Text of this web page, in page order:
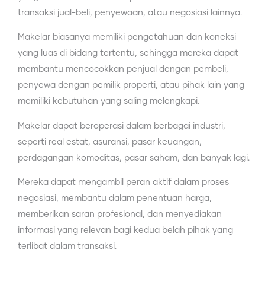
transaksi jual-beli, penyewaan, atau negosiasi lainnya.
Makelar biasanya memiliki pengetahuan dan koneksi
yang luas di bidang tertentu, sehingga mereka dapat
membantu mencocokkan penjual dengan pembeli,
penyewa dengan pemilik properti, atau pihak lain yang
memiliki kebutuhan yang saling melengkapi.
Makelar dapat beroperasi dalam berbagai industri,
seperti real estat, asuransi, pasar keuangan,
perdagangan komoditas, pasar saham, dan banyak lagi.
Mereka dapat mengambil peran aktif dalam proses
negosiasi, membantu dalam penentuan harga,
memberikan saran profesional, dan menyediakan
informasi yang relevan bagi kedua belah pihak yang
terlibat dalam transaksi.